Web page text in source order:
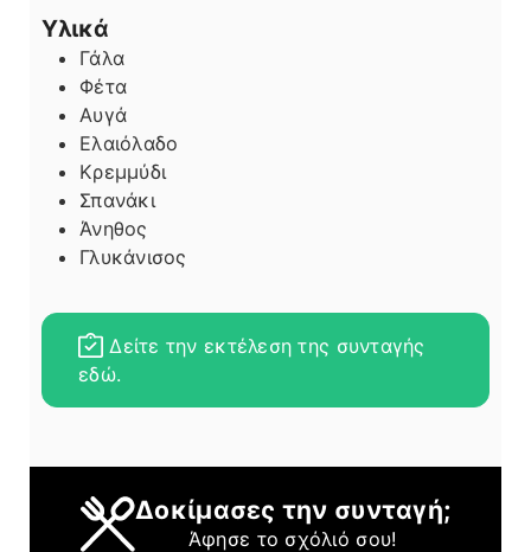
Υλικά
Γάλα
Φέτα
Αυγά
Ελαιόλαδο
Κρεμμύδι
Σπανάκι
Άνηθος
Γλυκάνισος
Δείτε την εκτέλεση της συνταγής
εδώ.
Δοκίμασες την συνταγή;
Άφησε το σχόλιό σου!